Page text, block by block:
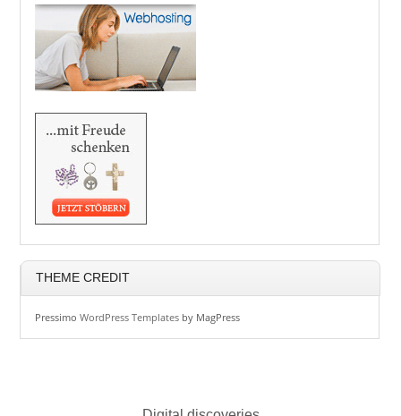
THEME CREDIT
PressimoWordPress Templates by MagPress